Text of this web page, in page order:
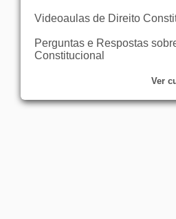
Videoaulas de Direito
Perguntas e Respostas
Constitucional
Ver